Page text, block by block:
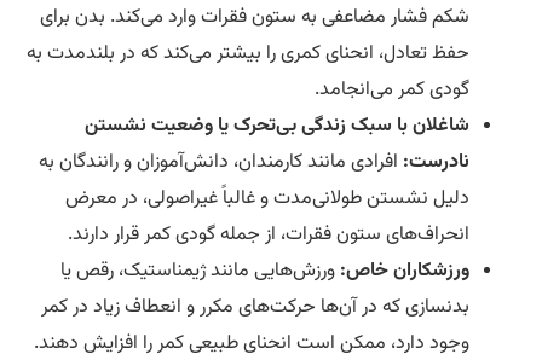
شکم فشار مضاعفی به ستون فقرات وارد می‌کند. بدن برای
حفظ تعادل، انحنای کمری را بیشتر می‌کند که در بلندمدت به
گودی کمر می‌انجامد.
شاغلان با سبک زندگی بی‌تحرک یا وضعیت نشستن
نادرست:افرادی مانند کارمندان، دانش‌آموزان و رانندگان به
دلیل نشستن طولانی‌مدت و غالباً غیراصولی، در معرض
انحراف‌های ستون فقرات، از جمله گودی کمر قرار دارند.
ورزشکاران خاص:ورزش‌هایی مانند ژیمناستیک، رقص یا
بدنسازی که در آن‌ها حرکت‌های مکرر و انعطاف زیاد در کمر
وجود دارد، ممکن است انحنای طبیعی کمر را افزایش دهند.